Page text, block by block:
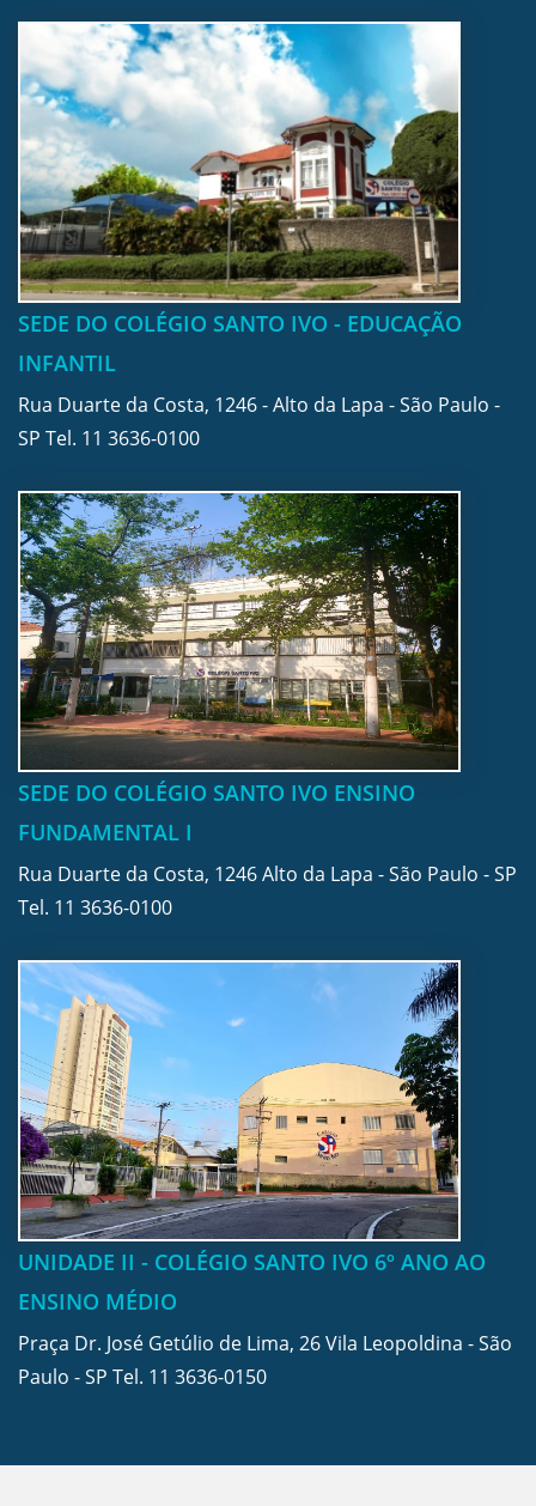
SEDE DO COLÉGIO SANTO IVO - EDUCAÇÃO
INFANTIL
Rua Duarte da Costa, 1246 - Alto da Lapa - São Paulo -
SP Tel. 11 3636-0100
SEDE DO COLÉGIO SANTO IVO ENSINO
FUNDAMENTAL I
Rua Duarte da Costa, 1246 Alto da Lapa - São Paulo - SP
Tel. 11 3636-0100
UNIDADE II - COLÉGIO SANTO IVO 6º ANO AO
ENSINO MÉDIO
Praça Dr. José Getúlio de Lima, 26 Vila Leopoldina - São
Paulo - SP Tel. 11 3636-0150